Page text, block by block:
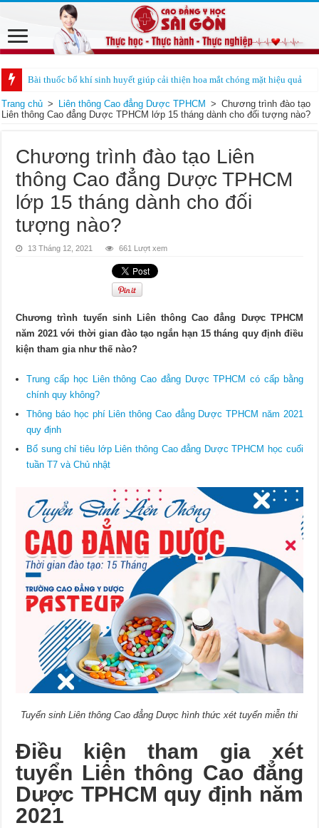
Bài thuốc bổ khí sinh huyết giúp cải thiện hoa mắt chóng mặt hiệu quả
Trang chủ > Liên thông Cao đẳng Dược TPHCM > Chương trình đào tạo
Liên thông Cao đẳng Dược TPHCM lớp 15 tháng dành cho đối tượng nào?
Chương trình đào tạo Liên
thông Cao đẳng Dược TPHCM
lớp 15 tháng dành cho đối
tượng nào?
13 Tháng 12, 2021 661 Lượt xem
Chương trình tuyển sinh Liên thông Cao đẳng Dược TPHCM
năm 2021 với thời gian đào tạo ngắn hạn 15 tháng quy định điều
kiện tham gia như thế nào?
Trung cấp học Liên thông Cao đẳng Dược TPHCM có cấp bằng
chính quy không?
Thông báo học phí Liên thông Cao đẳng Dược TPHCM năm 2021
quy định
Bổ sung chỉ tiêu lớp Liên thông Cao đẳng Dược TPHCM học cuối
tuần T7 và Chủ nhật
Tuyển sinh Liên thông Cao đẳng Dược hình thức xét tuyển miễn thi
Điều kiện tham gia xét
tuyển Liên thông Cao đẳng
Dược TPHCM quy định năm
2021